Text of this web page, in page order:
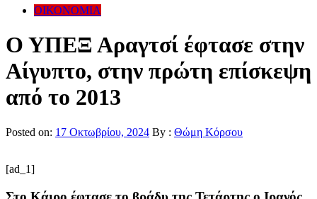
ΟΙΚΟΝΟΜΙΑ
Ο ΥΠΕΞ Αραγτσί έφτασε στην
Αίγυπτο, στην πρώτη επίσκεψη
από το 2013
Posted on: 17 Οκτωβρίου, 2024 By : Θώμη Κόρσου
[ad_1]